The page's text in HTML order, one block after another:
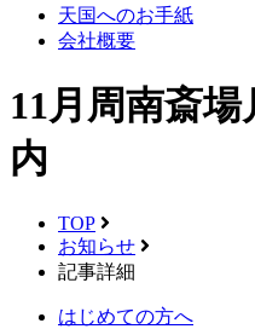
天国へのお手紙
会社概要
11月周南斎
内
TOP
お知らせ
記事詳細
はじめての方へ